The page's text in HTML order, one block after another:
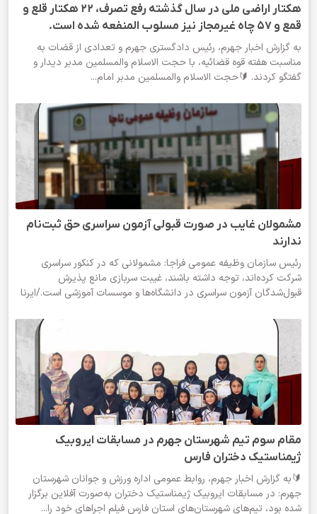
هکتار اراضی ملی در سال گذشته رفع تصرف، ۲۲ هکتار قلع و
قمع و ۵۷ چاه غیرمجاز نیز مسلوب المنفعه شده است.
به گزارش اخبار جهرم، رئیس دادگستری جهرم و تعدادی از قضات به
مناسبت هفته قوه قضائیه، با حجت الاسلام والمسلمین مدبر دیدار و
گفتگو کردند. 🔰حجت الاسلام والمسلمین مدبر امام...
️مشمولان غایب در صورت قبولی آزمون سراسری حق ثبت‌نام
ندارند
رئیس سازمان وظیفه عمومی فراجا: مشمولانی که در کنکور سراسری
شرکت کرده‌اند، توجه داشته باشند، غیبت سربازی مانع پذیرش
قبول‌شدگان آزمون سراسری در دانشگاه‌ها و موسسات آموزشی است./ایرنا
مقام سوم تیم شهرستان جهرم در مسابقات ایروبیک
ژیمناستیک دختران فارس
🔰به گزارش اخبار جهرم، روابط عمومی اداره ورزش و جوانان شهرستان
جهرم: در مسابقات ایروبیک ژیمناستیک دختران به‌صورت آفلاین برگزار
شده بود، تیم‌های شهرستان‌های استان فارس فیلم اجراهای خود را...